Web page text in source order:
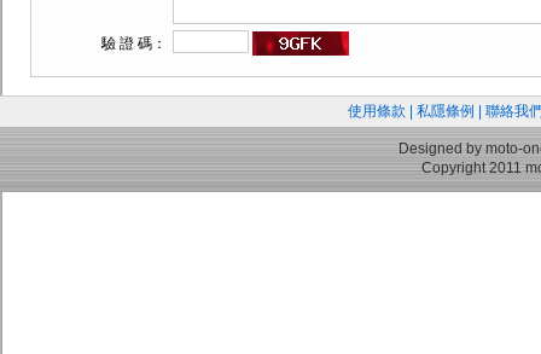
驗 證 碼：
使用條款 私隱條例 聯絡我
Designed by moto-
Copyright 2011